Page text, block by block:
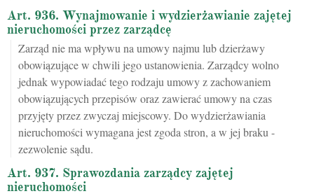
Art. 936. Wynajmowanie i wydzierżawianie zajętej
nieruchomości przez zarządcę
Zarząd nie ma wpływu na umowy najmu lub dzierżawy
obowiązujące w chwili jego ustanowienia. Zarządcy wolno
jednak wypowiadać tego rodzaju umowy z zachowaniem
obowiązujących przepisów oraz zawierać umowy na czas
przyjęty przez zwyczaj miejscowy. Do wydzierżawiania
nieruchomości wymagana jest zgoda stron, a w jej braku -
zezwolenie sądu.
Art. 937. Sprawozdania zarządcy zajętej
nieruchomości